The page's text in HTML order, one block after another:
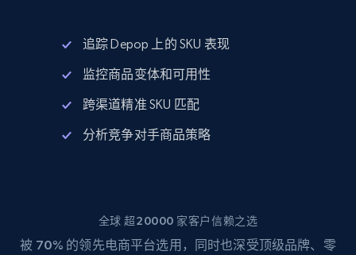
追踪 Depop 上的 SKU 表现
监控商品变体和可用性
跨渠道精准 SKU 匹配
分析竞争对手商品策略
全球 超20000 家客户信赖之选
被 70% 的领先电商平台选用，同时也深受顶级品牌、零